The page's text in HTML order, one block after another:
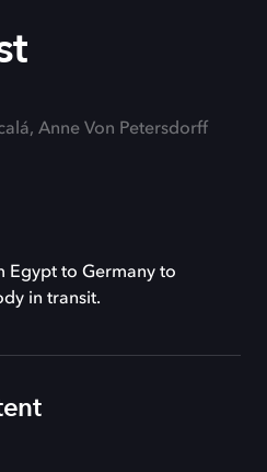
Anne Von Petersdorff
Egypt to Germany to
in transit.